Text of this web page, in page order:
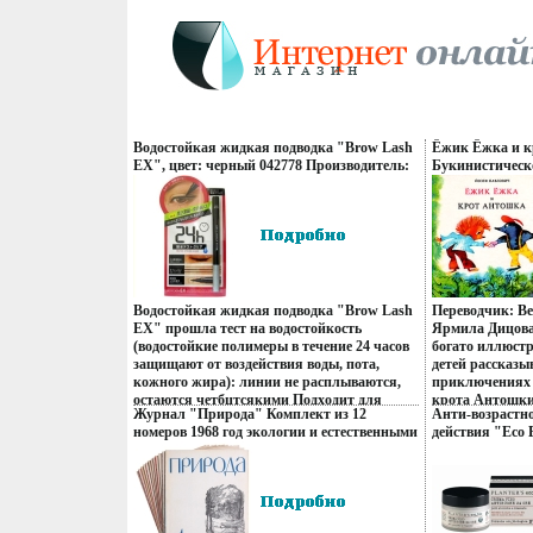
Водостойкая жидкая подводка "Brow Lash
EX", цвет: черный 042778 Производитель:
Япония Товар сертифицирован инфо
13736q.
Водостойкая жидкая подводка "Brow Lash
EX" прошла тест на водостойкость
(водостойкие полимеры в течение 24 часов
защищают от воздействия воды, пота,
кожного жира): линии не расплываются,
остаются четбцтсякими Подходит для
занятий спортом, для времени активного
отдыха на природе Тонкая заостренная
кисточка позволяет наносить линии любой
толщины, заостренный конец кисточки,
напоминающий стержень ручки, из
мягкого уретана, обеспечивает плавное и
мягкое нанесение, не царвержяапая кожу
Журнал "Природа" Комплект из 12
номеров 1968 год экологии и естественными
науками Иллюстрация инфо 5581q.
Ёжик Ёжка и
Хорошая
Детская
Твердый
Цветные
Переводчик:
Ярмила
богато
детей
приключениях
крота
Павлович.
Анти-
действия "Eco